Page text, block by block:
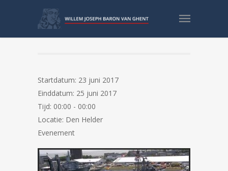
Marinedagen 2017
Startdatum: 23 juni 2017
Einddatum: 25 juni 2017
Tijd: 00:00 - 00:00
Locatie: Den Helder
Evenement